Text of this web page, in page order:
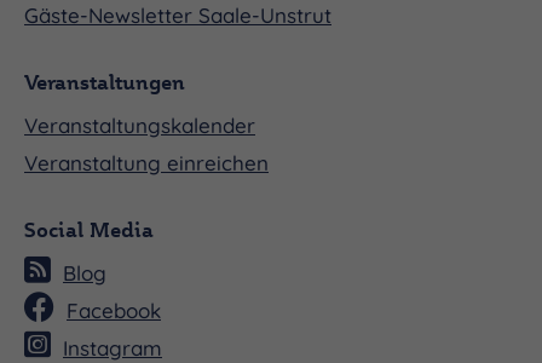
Brunnenreinigung heraus, entwickelte sich jedes
Jahr das heute wieder zum Leben erweckte
gekürt wird. Seit dem Jahr 1989 wird es von den
Thaldorfer Pfingstburschen gestaltet und findet
(Knoblauchmittwoch) am Braunsbrunnen statt.
Gäste-Newsletter Saale-Unstrut
Veranstaltungen
Veranstaltungskalender
Veranstaltung einreichen
Social Media
Blog
Facebook
Instagram